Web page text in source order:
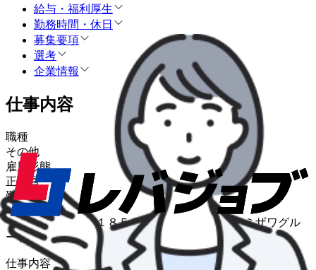
給与・福利厚生
勤務時間・休日
募集要項
選考
企業情報
仕事内容
職種
その他
雇用形態
正社員
勤務地
千葉県市川市高谷１８５５−２−Ａ棟 当社 トミザワグル
ープ総本店
仕事内容